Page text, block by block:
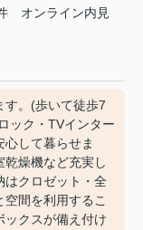
オンライン内見
す。(歩いて徒歩7
ック・TVインター
して暮らせま
燥機など充実し
はクロゼット・全
間を利用するこ
ックスが備え付け